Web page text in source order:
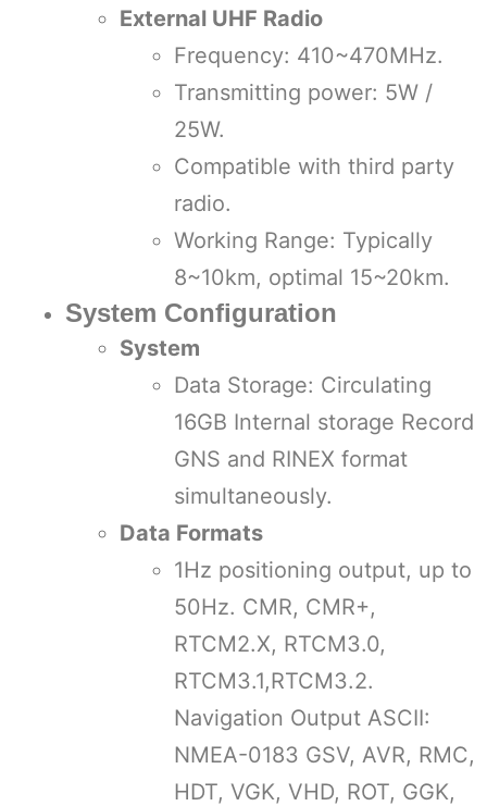
External UHF Radio
Frequency: 410~470MHz.
Transmitting power: 5W /
25W.
Compatible with third party
radio.
Working Range: Typically
8~10km, optimal 15~20km.
System Configuration
System
Data Storage: Circulating
16GB Internal storage Record
GNS and RINEX format
simultaneously.
Data Formats
1Hz positioning output, up to
50Hz. CMR, CMR+,
RTCM2.X, RTCM3.0,
RTCM3.1,RTCM3.2.
Navigation Output ASCII:
NMEA-0183 GSV, AVR, RMC,
HDT, VGK, VHD, ROT, GGK,